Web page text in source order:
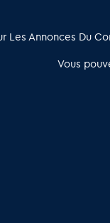
propose un
pour les acteurs de
Les Annonces Du
Vous